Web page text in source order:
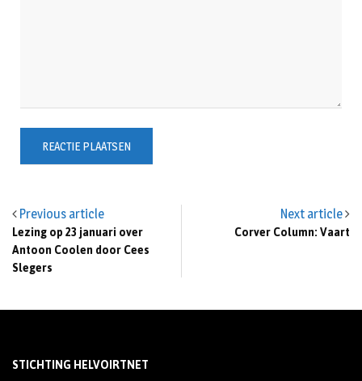
Previous article
Lezing op 23 januari over
Antoon Coolen door Cees
Slegers
Next article
Corver Column: Vaart
STICHTING HELVOIRTNET